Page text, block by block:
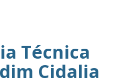
Técnica
Cidalia